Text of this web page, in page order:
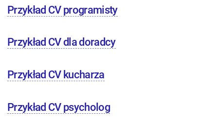
Przykład CV programisty
Przykład CV dla doradcy
Przykład CV kucharza
Przykład CV psycholog